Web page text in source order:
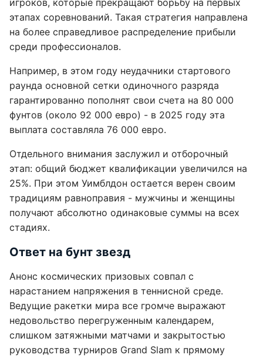
игроков, которые прекращают борьбу на первых
этапах соревнований. Такая стратегия направлена
на более справедливое распределение прибыли
среди профессионалов.
Например, в этом году неудачники стартового
раунда основной сетки одиночного разряда
гарантированно пополнят свои счета на 80 000
фунтов (около 92 000 евро) - в 2025 году эта
выплата составляла 76 000 евро.
Отдельного внимания заслужил и отборочный
этап: общий бюджет квалификации увеличился на
25%. При этом Уимблдон остается верен своим
традициям равноправия - мужчины и женщины
получают абсолютно одинаковые суммы на всех
стадиях.
Ответ на бунт звезд
Анонс космических призовых совпал с
нарастанием напряжения в теннисной среде.
Ведущие ракетки мира все громче выражают
недовольство перегруженным календарем,
слишком затяжными матчами и закрытостью
руководства турниров Grand Slam к прямому